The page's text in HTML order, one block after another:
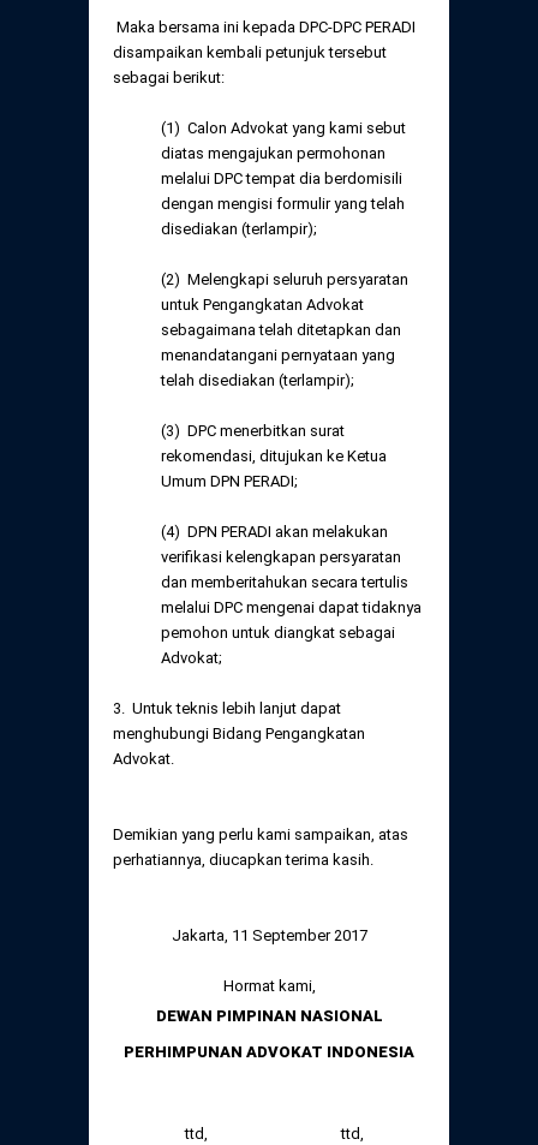
Maka bersama ini kepada DPC-DPC PERADI
disampaikan kembali petunjuk tersebut
sebagai berikut:
(1) Calon Advokat yang kami sebut
diatas mengajukan permohonan
melalui DPC tempat dia berdomisili
dengan mengisi formulir yang telah
disediakan (terlampir);
(2) Melengkapi seluruh persyaratan
untuk Pengangkatan Advokat
sebagaimana telah ditetapkan dan
menandatangani pernyataan yang
telah disediakan (terlampir);
(3) DPC menerbitkan surat
rekomendasi, ditujukan ke Ketua
Umum DPN PERADI;
(4) DPN PERADI akan melakukan
verifikasi kelengkapan persyaratan
dan memberitahukan secara tertulis
melalui DPC mengenai dapat tidaknya
pemohon untuk diangkat sebagai
Advokat;
3. Untuk teknis lebih lanjut dapat
menghubungi Bidang Pengangkatan
Advokat.
Demikian yang perlu kami sampaikan, atas
perhatiannya, diucapkan terima kasih.
Jakarta, 11 September 2017
Hormat kami,
DEWAN PIMPINAN NASIONAL
PERHIMPUNAN ADVOKAT INDONESIA
ttd,
ttd,